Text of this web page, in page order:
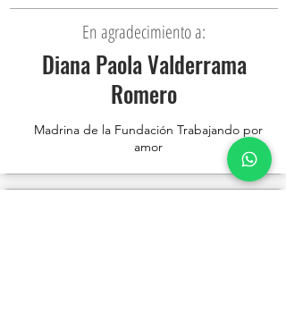
En agradecimiento a:
Diana Paola Valderrama
Romero
Madrina de la Fundación Trabajando por
amor